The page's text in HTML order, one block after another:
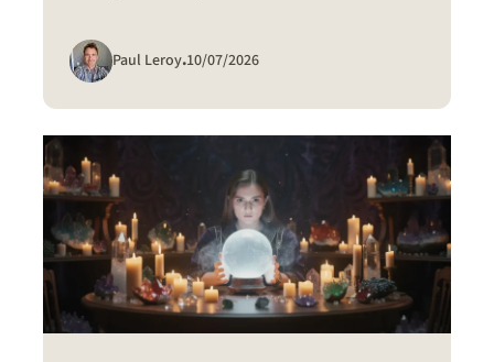
Paul Leroy.10/07/2026